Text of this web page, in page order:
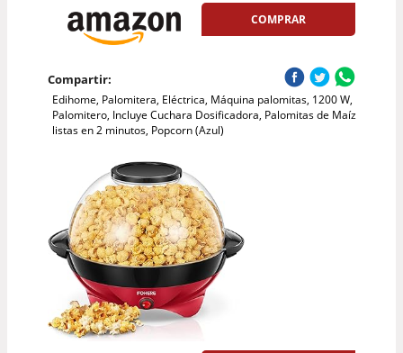
COMPRAR
Compartir:
Edihome, Palomitera, Eléctrica, Máquina palomitas, 1200 W,
Palomitero, Incluye Cuchara Dosificadora, Palomitas de Maíz
listas en 2 minutos, Popcorn (Azul)